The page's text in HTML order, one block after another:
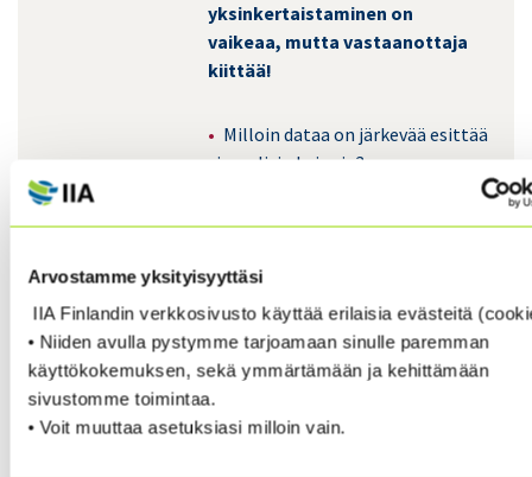
Arvostamme yksityisyyttäsi
IIA Finlandin verkkosivusto käyttää erilaisia evästeitä
• Niiden avulla pystymme tarjoamaan sinulle paremman
käyttökokemuksen, sekä ymmärtämään ja kehittämään
sivustomme toimintaa.
• Voit muuttaa asetuksiasi milloin vain.
yksinkertaistaminen on
vaikeaa, mutta vastaanottaja
kiittää!
Milloin dataa on järkevää esittää
visuaalisin keinoin?
selkeyteen visuaalisin keinoin?
haluan kertoa asiani visuaalisesti?
Miten pääsen onnistuneesti
maaliin?
Petri Salmén
Sanomat